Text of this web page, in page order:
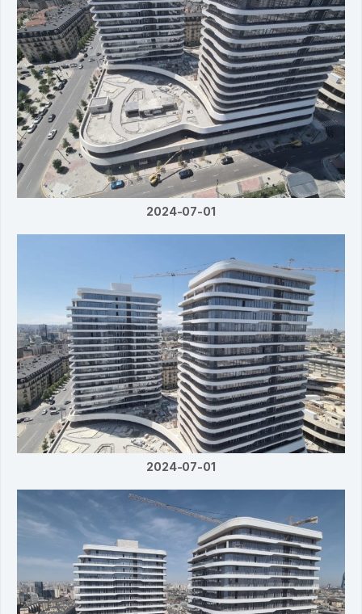
2024-07-01
2024-07-01